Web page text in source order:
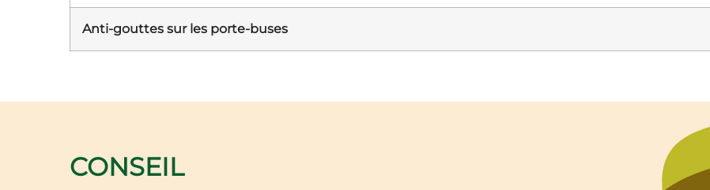
Anti-gouttes sur les porte-buses
CONSEIL